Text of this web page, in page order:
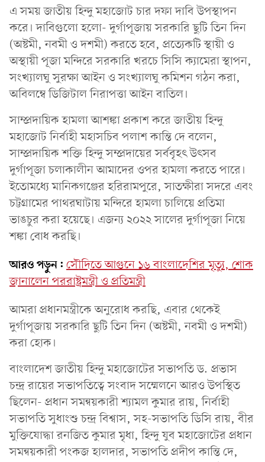
এ সময় জাতীয় হিন্দু মহাজোট চার দফা দাবি উপস্থাপন
করে। দাবিগুলো হলো- দুর্গাপূজায় সরকারি ছুটি তিন দিন
(অষ্টমী, নবমী ও দশমী) করতে হবে, প্রত্যেকটি স্থায়ী ও
অস্থায়ী পূজা মন্দিরে সরকারি খরচে সিসি ক্যামেরা স্থাপন,
সংখ্যালঘু সুরক্ষা আইন ও সংখ্যালঘু কমিশন গঠন করা,
অবিলম্বে ডিজিটাল নিরাপত্তা আইন বাতিল।
সাম্প্রদায়িক হামলা আশঙ্কা প্রকাশ করে জাতীয় হিন্দু
মহাজোট নির্বাহী মহাসচিব পলাশ কান্তি দে বলেন,
সাম্প্রদায়িক শক্তি হিন্দু সম্প্রদায়ের সর্ববৃহৎ উৎসব
দুর্গাপূজা চলাকালীন আমাদের ওপর হামলা করতে পারে।
ইতোমধ্যে মানিকগঞ্জের হরিরামপুরে, সাতক্ষীরা সদরে এবং
চট্টগ্রামের পাথরঘাটায় মন্দিরে হামলা চালিয়ে প্রতিমা
ভাঙচুর করা হয়েছে। এজন্য ২০২২ সালের দুর্গাপূজা নিয়ে
শঙ্কা বোধ করছি।
আরও পড়ুন: সৌদিতে আগুনে ১৬ বাংলাদেশির মৃত্যু, শোক
জানালেন পররাষ্ট্রমন্ত্রী ও প্রতিমন্ত্রী
আমরা প্রধানমন্ত্রীকে অনুরোধ করছি, এবার থেকেই
দুর্গাপূজায় সরকারি ছুটি তিন দিন (অষ্টমী, নবমী ও দশমী)
করা হোক।
বাংলাদেশ জাতীয় হিন্দু মহাজোটের সভাপতি ড. প্রভাস
চন্দ্র রায়ের সভাপতিত্বে সংবাদ সম্মেলনে আরও উপস্থিত
ছিলেন- প্রধান সমন্বয়কারী শ্যামল কুমার রায়, নির্বাহী
সভাপতি সুধাংশু চন্দ্র বিশ্বাস, সহ-সভাপতি ডিসি রায়, বীর
মুক্তিযোদ্ধা রনজিত কুমার মৃধা, হিন্দু যুব মহাজোটের প্রধান
সমন্বয়কারী পংকজ হালদার, সভাপতি প্রদীপ কান্তি দে,